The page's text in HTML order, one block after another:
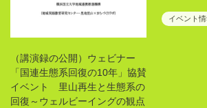
（講演録の公開）ウェビナー
「国連生態系回復の10年」協賛
イベント 里山再生と生態系の
回復～ウェルビーイングの観点
イベント情